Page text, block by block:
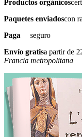
Productos orgánicos
Paquetes enviadoscon
Paga seguro
Envío gratisa partir de
Francia metropolitana